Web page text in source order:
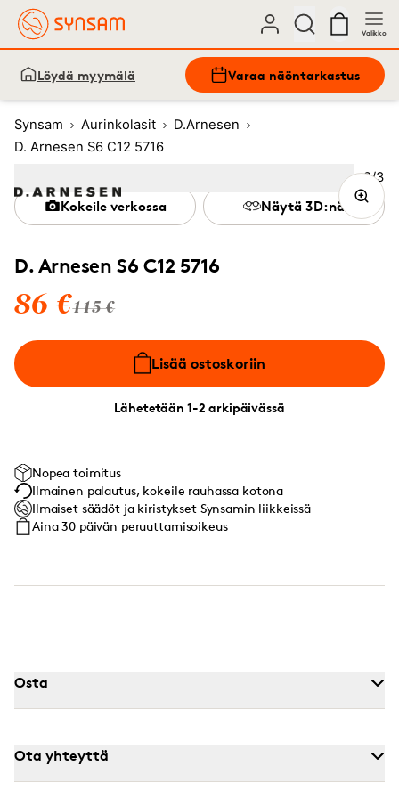
Valikko
Löydä myymälä Varaa näöntarkastus
Synsam Aurinkolasit
D.Arnesen
D. Arnesen S6 C12 5716
D. Arnesen S6 C12 5716
86 €115 €
Lisää ostoskoriin
Lähetetään 1-2 arkipäivässä
Kokeile verkossa Näytä 3D:nä
Nopea toimitus
Ilmainen palautus, kokeile rauhassa kotona
Ilmaiset säädöt ja kiristykset Synsamin liikkeissä
Aina 30 päivän peruuttamisoikeus
Kuva
2/3
Image 1 3
Osta
Ota yhteyttä